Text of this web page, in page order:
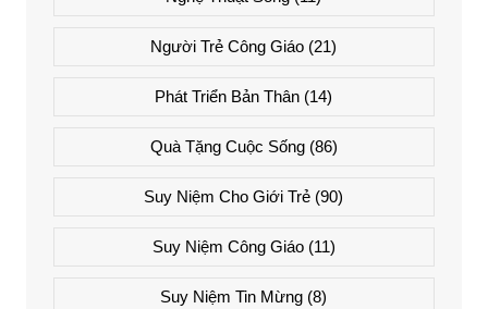
Người Trẻ Công Giáo (21)
Phát Triển Bản Thân (14)
Quà Tặng Cuộc Sống(86)
Suy Niệm Cho Giới Trẻ (90)
Suy Niệm Công Giáo(11)
Suy Niệm Tin Mừng (8)